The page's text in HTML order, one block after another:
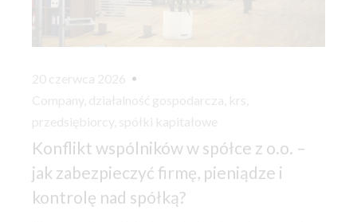
20 czerwca 2026
Company działalność gospodarcza krs
przedsiębiorcy
spółki kapitałowe
Konflikt wspólników w spółce z o.o. –
jak zabezpieczyć firmę, pieniądze i
kontrolę nad spółką?